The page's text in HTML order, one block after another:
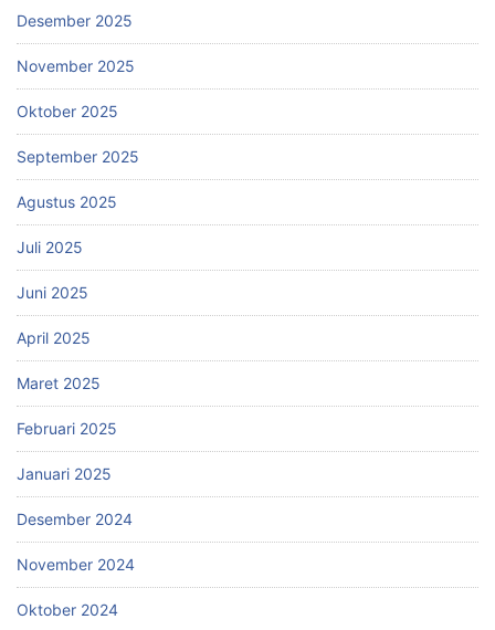
Desember 2025
November 2025
Oktober 2025
September 2025
Agustus 2025
Juli 2025
Juni 2025
April 2025
Maret 2025
Februari 2025
Januari 2025
Desember 2024
November 2024
Oktober 2024